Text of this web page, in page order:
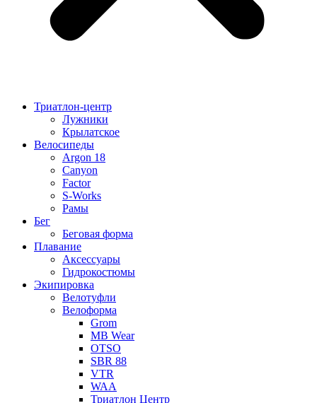
Триатлон-центр
Лужники
Крылатское
Велосипеды
Argon 18
Canyon
Factor
S-Works
Рамы
Бег
Беговая форма
Плавание
Аксессуары
Гидрокостюмы
Экипировка
Велотуфли
Велоформа
Grom
MB Wear
OTSO
SBR 88
VTR
WAA
Триатлон Центр